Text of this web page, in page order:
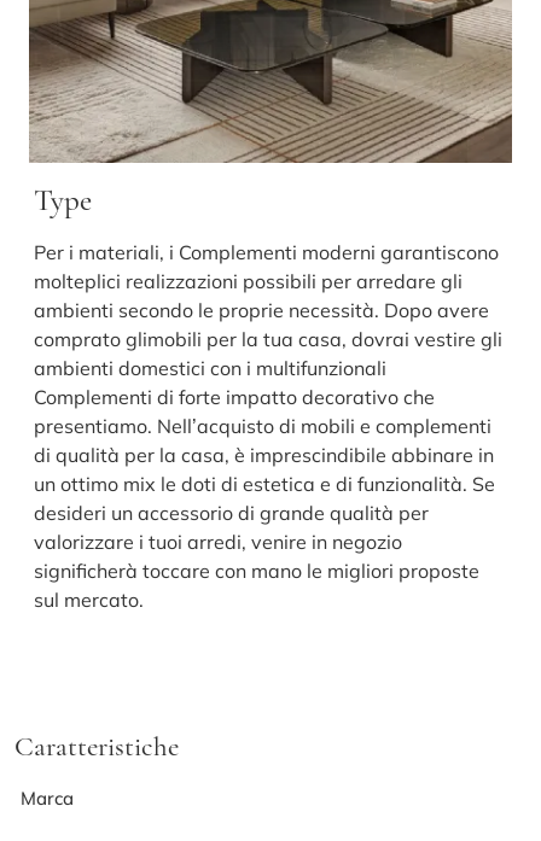
Type
Per i materiali, i Complementi moderni garantiscono
molteplici realizzazioni possibili per arredare gli
ambienti secondo le proprie necessità. Dopo avere
comprato glimobili per la tua casa, dovrai vestire gli
ambienti domestici con i multifunzionali
Complementi di forte impatto decorativo che
presentiamo. Nell’acquisto di mobili e complementi
di qualità per la casa, è imprescindibile abbinare in
un ottimo mix le doti di estetica e di funzionalità. Se
desideri un accessorio di grande qualità per
valorizzare i tuoi arredi, venire in negozio
significherà toccare con mano le migliori proposte
sul mercato.
Caratteristiche
Marca